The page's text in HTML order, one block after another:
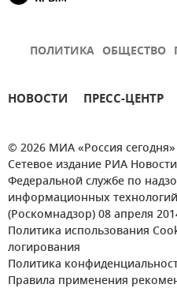
ПОЛИТИКА ОБЩЕСТВО
НОВОСТИ ПРЕСС-ЦЕНТР
© 2026 МИА «Россия сегодня»
Сетевое издание РИА
Федеральной службе по
информационных
(Роскомнадзор) 08 апреля
Политика использования
логирования
Политика
Правила применения